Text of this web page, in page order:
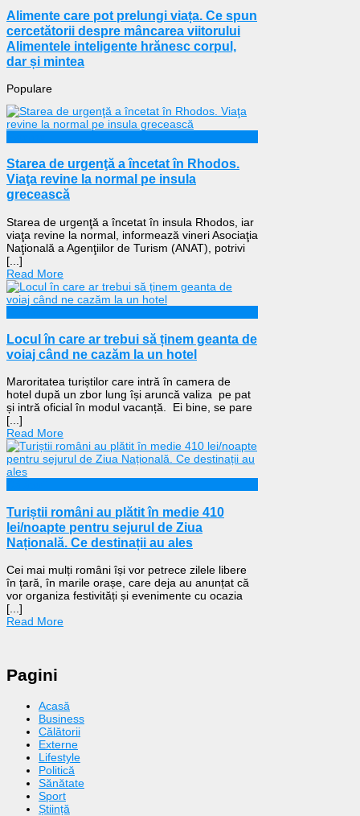
Alimente care pot prelungi viața. Ce spun
cercetătorii despre mâncarea viitorului
Alimentele inteligente hrănesc corpul,
dar și mintea
Populare
Starea de urgenţă a încetat în Rhodos.
Viaţa revine la normal pe insula
grecească
Starea de urgenţă a încetat în insula Rhodos, iar
viaţa revine la normal, informează vineri Asociaţia
Naţională a Agenţiilor de Turism (ANAT), potrivi
[...]
Read More
Locul în care ar trebui să ținem geanta de
voiaj când ne cazăm la un hotel
Maroritatea turiștilor care intră în camera de
hotel după un zbor lung își aruncă valiza pe pat
și intră oficial în modul vacanță. Ei bine, se pare
[...]
Read More
Turiștii români au plătit în medie 410
lei/noapte pentru sejurul de Ziua
Națională. Ce destinații au ales
Cei mai mulți români își vor petrece zilele libere
în țară, în marile orașe, care deja au anunțat că
vor organiza festivități și evenimente cu ocazia
[...]
Read More
Pagini
Acasă
Business
Călătorii
Externe
Lifestyle
Politică
Sănătate
Sport
Știință